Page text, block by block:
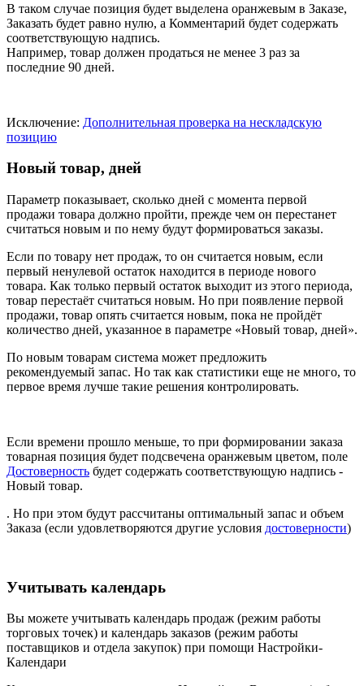
В таком случае позиция будет выделена оранжевым в Заказе,
Заказать будет равно нулю, а Комментарий будет содержать
соответствующую надпись.
Например, товар должен продаться не менее 3 раз за
последние 90 дней.
Исключение: Дополнительная проверка на нескладскую
позицию
Новый товар, дней
Параметр показывает, сколько дней с момента первой
продажи товара должно пройти, прежде чем он перестанет
считаться новым и по нему будут формироваться заказы.
Если по товару нет продаж, то он считается новым, если
первый ненулевой остаток находится в периоде нового
товара. Как только первый остаток выходит из этого периода,
товар перестаёт считаться новым. Но при появление первой
продажи, товар опять считается новым, пока не пройдёт
количество дней, указанное в параметре «Новый товар, дней».
По новым товарам система может предложить
рекомендуемый запас. Но так как статистики еще не много, то
первое время лучше такие решения контролировать.
Если времени прошло меньше, то при формировании заказа
товарная позиция будет подсвечена оранжевым цветом, поле
Достоверность будет содержать соответствующую надпись -
Новый товар.
. Но при этом будут рассчитаны оптимальный запас и объем
Заказа (если удовлетворяются другие условия достоверности)
Учитывать календарь
Вы можете учитывать календарь продаж (режим работы
торговых точек) и календарь заказов (режим работы
поставщиков и отдела закупок) при помощи Настройки-
Календари